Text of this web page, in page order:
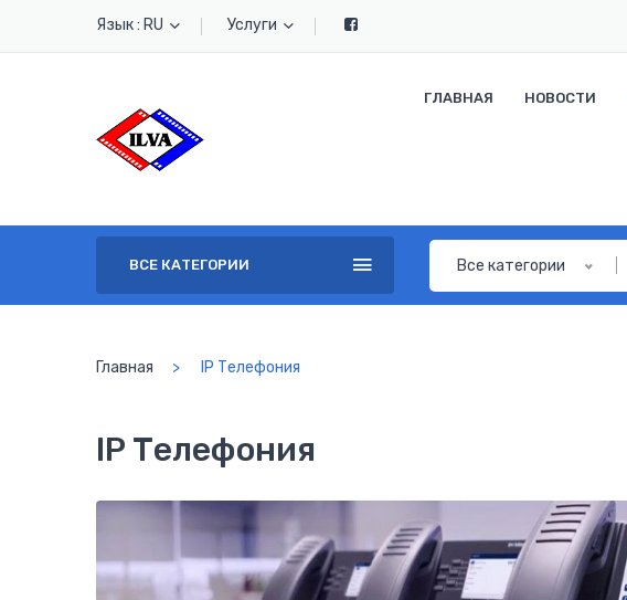
Язык : RU Услуги
ГЛАВНАЯ НОВОСТИ
ВСЕ КАТЕГОРИИ Все категории
Главная IP Телефония
IP Телефония